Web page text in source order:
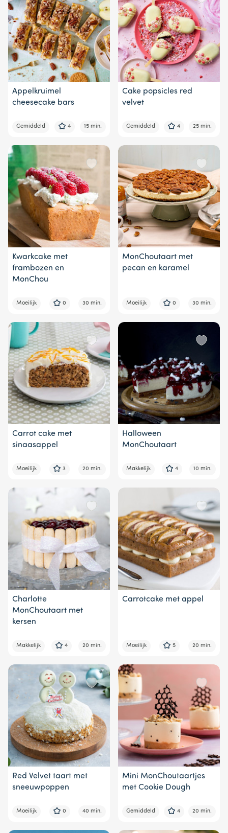
Appelkruimel
cheesecake bars
Gemiddeld 4 15 min.
Cake popsicles red
velvet
Gemiddeld 4 25 min.
Kwarkcake met
frambozen en
MonChou
Moeilijk 0 30 min.
MonChoutaart met
pecan en karamel
Moeilijk 0 30 min.
Carrot cake met
sinaasappel
Moeilijk 3 20 min.
Halloween
MonChoutaart
Makkelijk 4 10 min.
Charlotte
MonChoutaart met
kersen
Makkelijk 4 20 min.
Carrotcake met appel
Moeilijk 5 20 min.
Red Velvet taart met
sneeuwpoppen
Moeilijk 0 40 min.
Mini MonChoutaartjes
met Cookie Dough
Gemiddeld 4 20 min.